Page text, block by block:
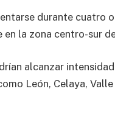
durante cuatro
la zona centro-sur
alcanzar
León, Celaya,